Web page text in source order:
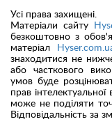
Усі права захищені.
Матеріали сайту
безкоштовно з
матеріал
знаходитися не
або часткового
умов буде
прав
може не поділяти
Відповідальність за